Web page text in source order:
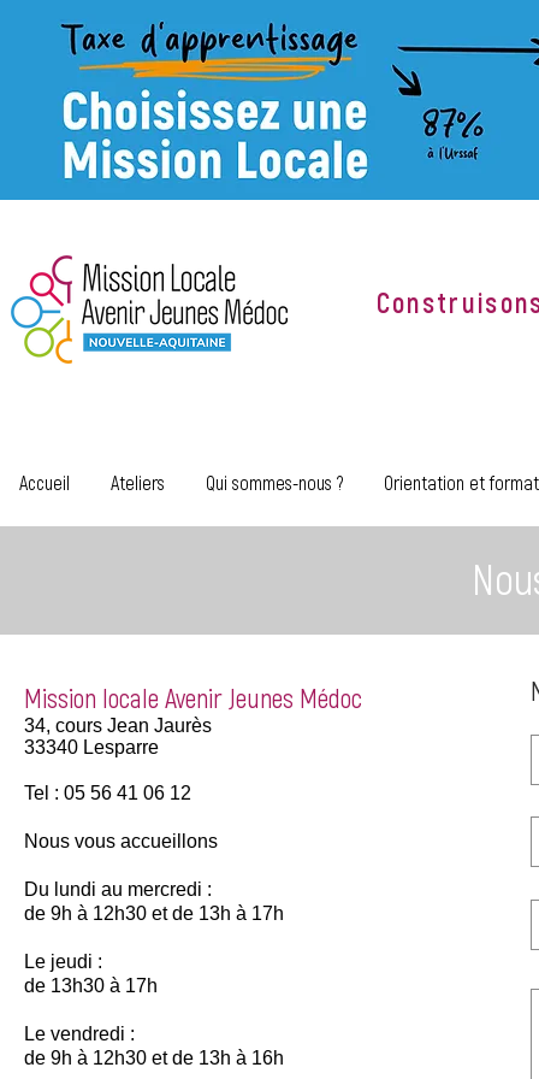
Accueil Ateliers Qui sommes-nous ? Orientation et
Mission locale Avenir Jeunes Médoc
​34, cours Jean Jaurès
33340 Lesparre
Tel : 05 56 41 06 12
Nous vous accueillons
Du lundi au mercredi :
de 9h à 12h30 et de 13h à 17h
Le jeudi :
de 13h30 à 17h
Le vendredi :
de 9h à 12h30 et de 13h à 16h